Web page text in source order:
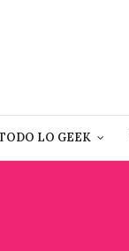
LO GEEK